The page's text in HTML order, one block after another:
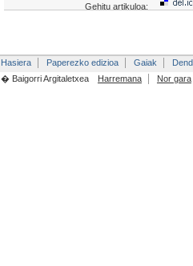
Gehitu artikuloa:
Hasiera Paperezko edizioa Gaiak
� Baigorri Argitaletxea
Harremana Nor gara